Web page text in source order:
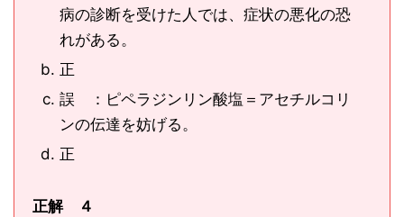
病の診断を受けた人では、症状の悪化の恐
れがある。
正
誤 ：ピペラジンリン酸塩＝アセチルコリ
ンの伝達を妨げる。
正
正解 ４